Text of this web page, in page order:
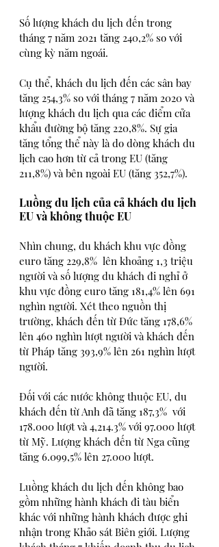
Số lượng khách du lịch đến trong
tháng 7 năm 2021 tăng 240,2% so với
cùng kỳ năm ngoái.
Cụ thể, khách du lịch đến các sân bay
tăng 254,3% so với tháng 7 năm 2020 và
lượng khách du lịch qua các điểm cửa
khẩu đường bộ tăng 220,8%. Sự gia
tăng tổng thể này là do dòng khách du
lịch cao hơn từ cả trong EU (tăng
211,8%) và bên ngoài EU (tăng 352,7%).
Luồng du lịch của cả khách du lịch
EU và không thuộc EU
Nhìn chung, du khách khu vực đồng
euro tăng 229,8%  lên khoảng 1,3 triệu
người và số lượng du khách đi nghỉ ở
khu vực đồng euro tăng 181,4% lên 691
nghìn người. Xét theo nguồn thị
trường, khách đến từ Đức tăng 178,6%
lên 460 nghìn lượt người và khách đến
từ Pháp tăng 393,9% lên 261 nghìn lượt
người.
Đối với các nước không thuộc EU, du
khách đến từ Anh đã tăng 187,3%  với
178.000 lượt và 4,214.3% với 97.000 lượt
từ Mỹ. Lượng khách đến từ Nga cũng
tăng 6.099,5% lên 27.000 lượt.
Luồng khách du lịch đến không bao
gồm những hành khách đi tàu biển
khác với những hành khách được ghi
nhận trong Khảo sát Biên giới. Lượng